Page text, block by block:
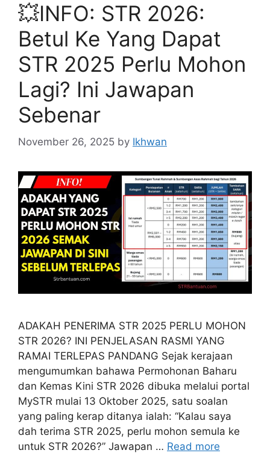
💥INFO: STR 2026:
Betul Ke Yang Dapat
STR 2025 Perlu Mohon
Lagi? Ini Jawapan
Sebenar
November 26, 2025 by Ikhwan
ADAKAH PENERIMA STR 2025 PERLU MOHON
STR 2026? INI PENJELASAN RASMI YANG
RAMAI TERLEPAS PANDANG Sejak kerajaan
mengumumkan bahawa Permohonan Baharu
dan Kemas Kini STR 2026 dibuka melalui portal
MySTR mulai 13 Oktober 2025, satu soalan
yang paling kerap ditanya ialah: “Kalau saya
dah terima STR 2025, perlu mohon semula ke
untuk STR 2026?” Jawapan … Read more